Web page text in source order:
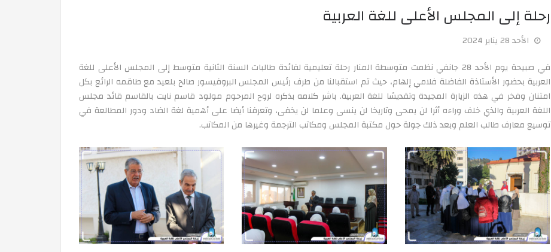
رحلة إلى المجلس الأعلى للغة العربية
الأحد 28 يناير 2024
في صبيحة يوم الأحد ‏28 جانفي نظمت متوسطة المنار رحلة تعليمية لفائدة طالبات السنة الثانية متوسط إلى المجلس الأعلى للغة
العربية بحضور الأستاذة الفاضلة فلامي إلهام، حيث تم استقبالنا من طرف رئيس المجلس البروفيسور صالح بلعيد مع طاقمه الرائع بكل
امتنان وفخر في هذه الزيارة المجيدة وتقديسًا للغة العربية. باشر كلامه بذكره لروح المرحوم مولود قاسم نايت بالقاسم قائد مجلس
اللغة العربية والذي خلف وراءه أثرا لن يمحى وتاريخا لن ينسى وعلما لن يخفى، وتعرفنا أيضا على أهمية لغة الضاد ودور المطالعة في
توسيع معارف طالب العلم وبعد ذلك جولة حول مكتبة المجلس ومكاتب الترجمة وغيرها من المكاتب.